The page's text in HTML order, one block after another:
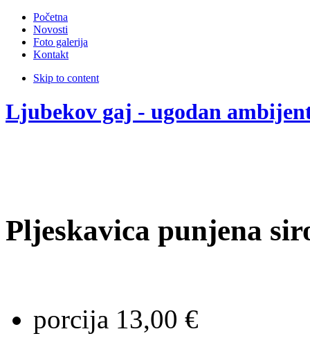
Početna
Novosti
Foto galerija
Kontakt
Skip to content
Ljubekov gaj - ugodan
Pljeskavica punjena
porcija 13,00 €